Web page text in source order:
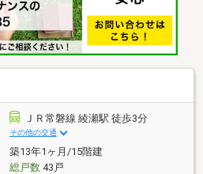
イフイベントを見据え、無理のな
アドバイス。お問合せは【資料請
イヤル】へお気軽にお問い合わせ
ＪＲ常磐線 綾瀬駅 徒歩3分
その他の交通
築13年1ヶ月/15階建
総戸数43戸